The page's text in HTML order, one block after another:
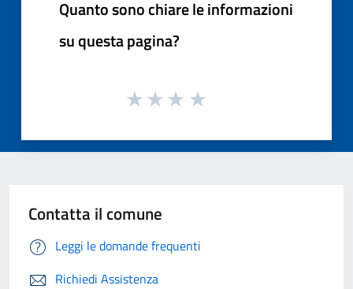
Quanto sono chiare le informazioni
su questa pagina?
Contatta il comune
Leggi le domande frequenti
Richiedi Assistenza